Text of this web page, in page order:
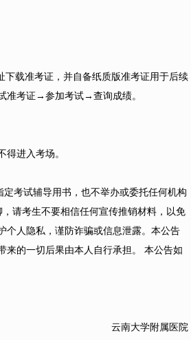
载准考证，并自备纸质版准考证用于后续
准考证→参加考试→查询成绩。
进入考场。
考试辅导用书，也不举办或委托任何机构
请考生不要相信任何宣传推销材料，以免
个人隐私，谨防诈骗或信息泄露。本公告
来的一切后果由本人自行承担。 本公告如
云南大学附属医院